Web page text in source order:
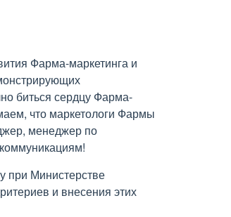
Фарма-маркетинга и
биться сердцу Фарма-
что маркетологи Фармы
менеджер по
при Министерстве
и внесения этих